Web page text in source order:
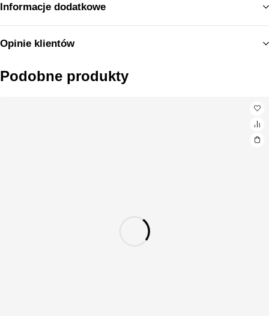
Informacje dodatkowe
Opinie klientów
Podobne produkty